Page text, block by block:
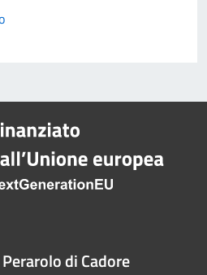
di Cadore